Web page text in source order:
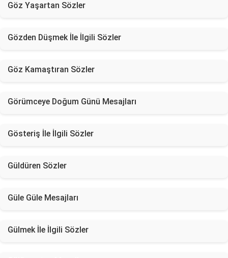
Göz Yaşartan Sözler
Gözden Düşmek İle İlgili Sözler
Göz Kamaştıran Sözler
Görümceye Doğum Günü Mesajları
Gösteriş İle İlgili Sözler
Güldüren Sözler
Güle Güle Mesajları
Gülmek İle İlgili Sözler